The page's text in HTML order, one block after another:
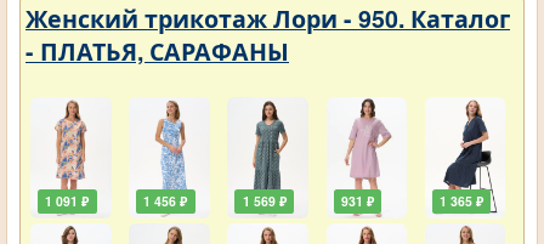
Женский трикотаж Лори - 950. Каталог
- ПЛАТЬЯ, САРАФАНЫ
1 091 ₽ 1 456 ₽ 1 569 ₽ 931 ₽ 1 365 ₽